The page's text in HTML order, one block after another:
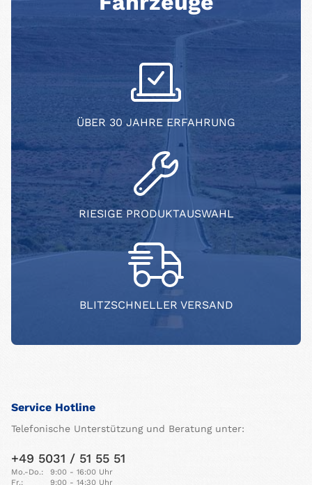
ÜBER 30 JAHRE ERFAHRUNG
RIESIGE PRODUKTAUSWAHL
BLITZSCHNELLER VERSAND
Service Hotline
Telefonische Unterstützung und Beratung unter:
+49 5031 / 51 55 51
Mo.-Do.:
9:00 - 16:00 Uhr
Fr.:
9:00 - 14:30 Uhr